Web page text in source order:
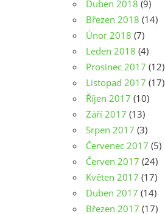
Duben 2018 (9)
Březen 2018 (14)
Únor 2018 (7)
Leden 2018 (4)
Prosinec 2017 (12)
Listopad 2017 (17)
Říjen 2017 (10)
Září 2017 (13)
Srpen 2017 (3)
Červenec 2017 (5)
Červen 2017 (24)
Květen 2017 (17)
Duben 2017 (14)
Březen 2017 (17)